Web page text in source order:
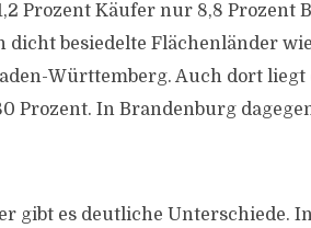
Prozent Käufer nur 8,8 Prozent
besiedelte Flächenländer
Württemberg. Auch dort
Prozent. In Brandenburg
gibt es deutliche Unterschiede.